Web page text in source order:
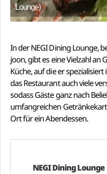
Lounge)
In der NEGI Dining Lounge,
joon, gibt es eine Vielzahl an
Küche, auf die er
das Restaurant auch viele
sodass Gäste ganz nach
umfangreichen
Ort für ein Abendessen.
NEGI Dining Lounge